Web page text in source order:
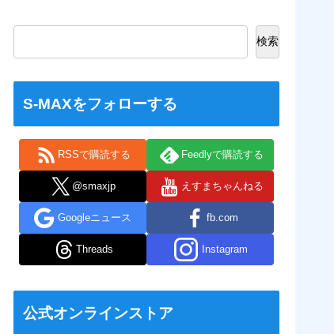
検索
S-MAXをフォローする
RSSで購読する Feedlyで購読する
@smaxjp えすまちゃんねる
Googleニュース fb.com
Threads Instagram
公式オンラインストア